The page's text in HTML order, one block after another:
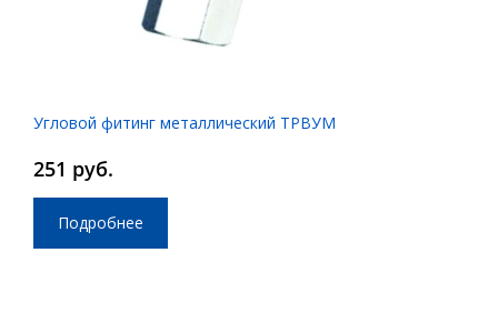
Угловой фитинг металлический ТРВУМ
251 руб.
Подробнее